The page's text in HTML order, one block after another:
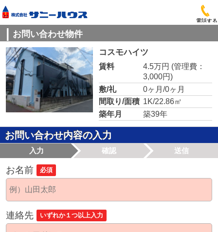
電話する
お問い合わせ物件
コスモハイツ
賃料 4.5万円 (管理費：
3,000円)
敷/礼
0ヶ月/0ヶ月
間取り/面積 1K/22.86㎡
築年月
築39年
お問い合わせ内容の入力
入力 確認 送信
お名前 必須
連絡先 いずれか１つ以上入力